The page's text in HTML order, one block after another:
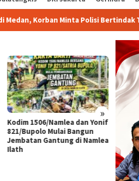
Polisi Bertindak Tegas
»
Kodim 1506/Namlea dan Yonif
821/Bupolo Mulai Bangun
Jembatan Gantung di Namlea
Ilath
AA,